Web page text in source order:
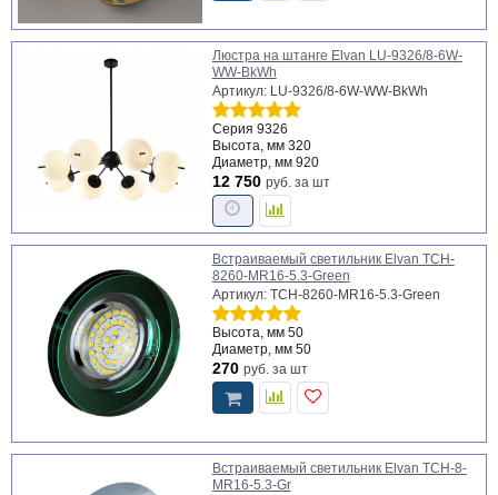
Люстра на штанге Elvan LU-9326/8-6W-
WW-BkWh
Артикул: LU-9326/8-6W-WW-BkWh
Серия 9326
Высота, мм 320
Диаметр, мм 920
12 750 руб. за шт
Встраиваемый светильник Elvan TCH-
8260-MR16-5.3-Green
Артикул: TCH-8260-MR16-5.3-Green
Высота, мм 50
Диаметр, мм 50
270 руб. за шт
Встраиваемый светильник Elvan TCH-8-
MR16-5.3-Gr